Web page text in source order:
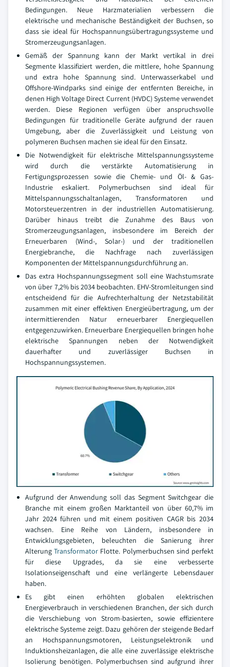
Bedingungen. Neue Harzmaterialien verbessern die
elektrische und mechanische Beständigkeit der Buchsen, so
dass sie ideal für Hochspannungsübertragungssysteme und
Stromerzeugungsanlagen.
Gemäß der Spannung kann der Markt vertikal in drei
Segmente klassifiziert werden, die mittlere, hohe Spannung
und extra hohe Spannung sind. Unterwasserkabel und
Offshore-Windparks sind einige der entfernten Bereiche, in
denen High Voltage Direct Current (HVDC) Systeme verwendet
werden. Diese Regionen verfügen über anspruchsvolle
Bedingungen für traditionelle Geräte aufgrund der rauen
Umgebung, aber die Zuverlässigkeit und Leistung von
polymeren Buchsen machen sie ideal für den Einsatz.
Die Notwendigkeit für elektrische Mittelspannungssysteme
wird durch die verstärkte Automatisierung in
Fertigungsprozessen sowie die Chemie- und Öl- & Gas-
Industrie eskaliert. Polymerbuchsen sind ideal für
Mittelspannungsschaltanlagen, Transformatoren und
Motorsteuerzentren in der industriellen Automatisierung.
Darüber hinaus treibt die Zunahme des Baus von
Stromerzeugungsanlagen, insbesondere im Bereich der
Erneuerbaren (Wind-, Solar-) und der traditionellen
Energiebranche, die Nachfrage nach zuverlässigen
Komponenten der Mittelspannungsdurchführung an.
Das extra Hochspannungssegment soll eine Wachstumsrate
von über 7,2% bis 2034 beobachten. EHV-Stromleitungen sind
entscheidend für die Aufrechterhaltung der Netzstabilität
zusammen mit einer effektiven Energieübertragung, um der
intermittierenden Natur erneuerbarer Energiequellen
entgegenzuwirken. Erneuerbare Energiequellen bringen hohe
elektrische Spannungen neben der Notwendigkeit
dauerhafter und zuverlässiger Buchsen in
Hochspannungssystemen.
Aufgrund der Anwendung soll das Segment Switchgear die
Branche mit einem großen Marktanteil von über 60,7% im
Jahr 2024 führen und mit einem positiven CAGR bis 2034
wachsen. Eine Reihe von Ländern, insbesondere in
Entwicklungsgebieten, beleuchten die Sanierung ihrer
AlterungTransformator Flotte. Polymerbuchsen sind perfekt
für diese Upgrades, da sie eine verbesserte
Isolationseigenschaft und eine verlängerte Lebensdauer
haben.
Es gibt einen erhöhten globalen elektrischen
Energieverbrauch in verschiedenen Branchen, der sich durch
die Verschiebung von Strom-basierten, sowie effizientere
elektrische Systeme zeigt. Dazu gehören der steigende Bedarf
an Hochspannungsmotoren, Leistungselektronik und
Induktionsheizanlagen, die alle eine zuverlässige elektrische
Isolierung benötigen. Polymerbuchsen sind aufgrund ihrer